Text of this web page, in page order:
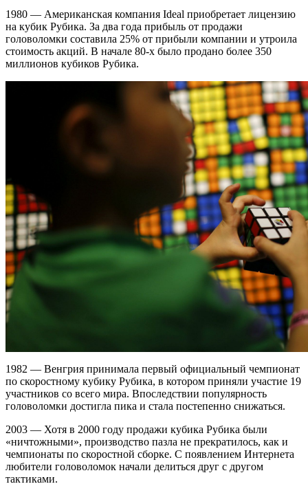
1980 — Американская компания Ideal приобретает лицензию
на кубик Рубика. За два года прибыль от продажи
головоломки составила 25% от прибыли компании и утроила
стоимость акций. В начале 80-х было продано более 350
миллионов кубиков Рубика.
1982 — Венгрия принимала первый официальный чемпионат
по скоростному кубику Рубика, в котором приняли участие 19
участников со всего мира. Впоследствии популярность
головоломки достигла пика и стала постепенно снижаться.
2003 — Хотя в 2000 году продажи кубика Рубика были
«ничтожными», производство пазла не прекратилось, как и
чемпионаты по скоростной сборке. С появлением Интернета
любители головоломок начали делиться друг с другом
тактиками.